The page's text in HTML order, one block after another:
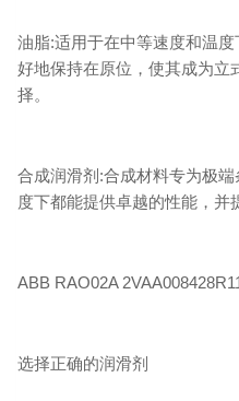
油脂:适用于在中等速度和温
好地保持在原位，使其成为立
择。
合成润滑剂:合成材料专为极
度下都能提供卓越的性能，并
ABB RAO02A
选择正确的润滑剂